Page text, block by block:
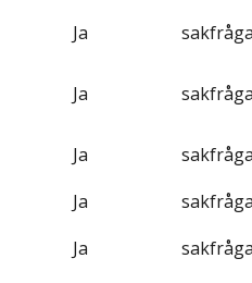
Ja
Ja
Ja
Ja
Ja